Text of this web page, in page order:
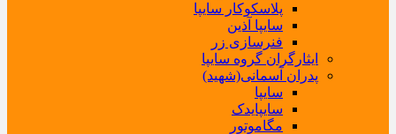
پلاسکوکار سایپا
سایپا آذین
فنرسازی زر
ایثارگران گروه سایپا
پدران آسمانی(شهید)
سایپا
سایپایدک
مگاموتور